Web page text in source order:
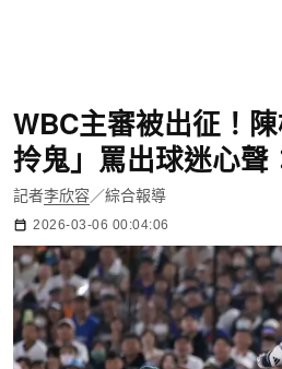
WBC主審被出征！
拎鬼」罵出球迷心聲
記者李欣容／綜合報導
2026-03-06 00:04:06